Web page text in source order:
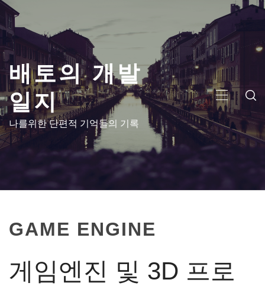
콘
츠
로
건
뛰
기
배토의 개발
일지
나를위한 단편적 기억들의 기록
주
메
뉴
GAME ENGINE
게임엔진 및 3D 프로